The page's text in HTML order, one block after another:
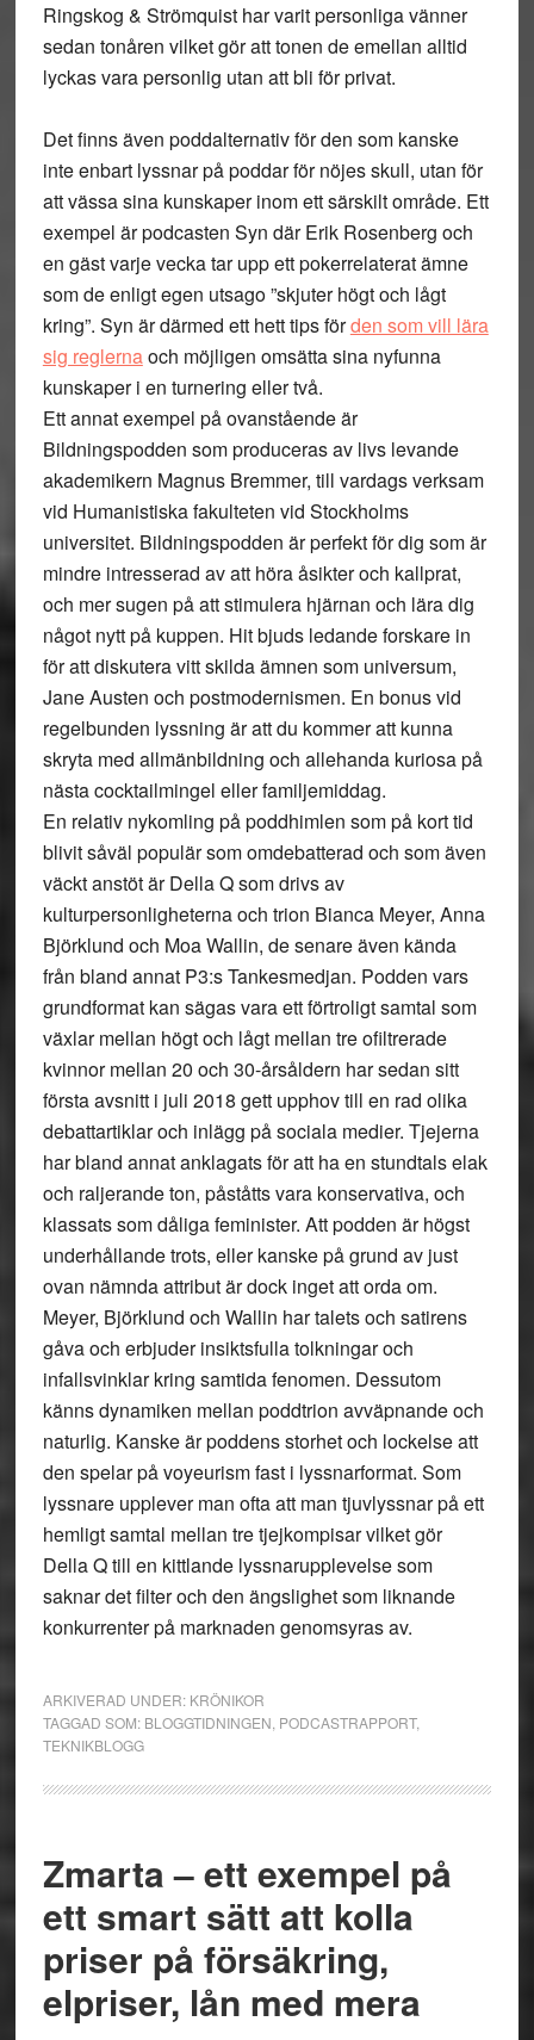
Ringskog & Strömquist har varit personliga vänner
sedan tonåren vilket gör att tonen de emellan alltid
lyckas vara personlig utan att bli för privat.
Det finns även poddalternativ för den som kanske
inte enbart lyssnar på poddar för nöjes skull, utan för
att vässa sina kunskaper inom ett särskilt område. Ett
exempel är podcasten Syn där Erik Rosenberg och
en gäst varje vecka tar upp ett pokerrelaterat ämne
som de enligt egen utsago ”skjuter högt och lågt
kring”. Syn är därmed ett hett tips förden som vill lära
sig reglernaoch möjligen omsätta sina nyfunna
kunskaper i en turnering eller två.
Ett annat exempel på ovanstående är
Bildningspodden som produceras av livs levande
akademikern Magnus Bremmer, till vardags verksam
vid Humanistiska fakulteten vid Stockholms
universitet. Bildningspodden är perfekt för dig som är
mindre intresserad av att höra åsikter och kallprat,
och mer sugen på att stimulera hjärnan och lära dig
något nytt på kuppen. Hit bjuds ledande forskare in
för att diskutera vitt skilda ämnen som universum,
Jane Austen och postmodernismen. En bonus vid
regelbunden lyssning är att du kommer att kunna
skryta med allmänbildning och allehanda kuriosa på
nästa cocktailmingel eller familjemiddag.
En relativ nykomling på poddhimlen som på kort tid
blivit såväl populär som omdebatterad och som även
väckt anstöt är Della Q som drivs av
kulturpersonligheterna och trion Bianca Meyer, Anna
Björklund och Moa Wallin, de senare även kända
från bland annat P3:s Tankesmedjan. Podden vars
grundformat kan sägas vara ett förtroligt samtal som
växlar mellan högt och lågt mellan tre ofiltrerade
kvinnor mellan 20 och 30-årsåldern har sedan sitt
första avsnitt i juli 2018 gett upphov till en rad olika
debattartiklar och inlägg på sociala medier. Tjejerna
har bland annat anklagats för att ha en stundtals elak
och raljerande ton, påståtts vara konservativa, och
klassats som dåliga feminister. Att podden är högst
underhållande trots, eller kanske på grund av just
ovan nämnda attribut är dock inget att orda om.
Meyer, Björklund och Wallin har talets och satirens
gåva och erbjuder insiktsfulla tolkningar och
infallsvinklar kring samtida fenomen. Dessutom
känns dynamiken mellan poddtrion avväpnande och
naturlig. Kanske är poddens storhet och lockelse att
den spelar på voyeurism fast i lyssnarformat. Som
lyssnare upplever man ofta att man tjuvlyssnar på ett
hemligt samtal mellan tre tjejkompisar vilket gör
Della Q till en kittlande lyssnarupplevelse som
saknar det filter och den ängslighet som liknande
konkurrenter på marknaden genomsyras av.
ARKIVERAD UNDER: KRÖNIKOR
TAGGAD SOM: BLOGGTIDNINGEN PODCASTRAPPORT,
TEKNIKBLOGG
Zmarta – ett exempel på
ett smart sätt att kolla
priser på försäkring,
elpriser, lån med mera